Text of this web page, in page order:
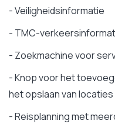
- Veiligheidsinformatie
- TMC-
- Zoekmachine voor
- Knop voor het
het opslaan van locaties
- Reisplanning met